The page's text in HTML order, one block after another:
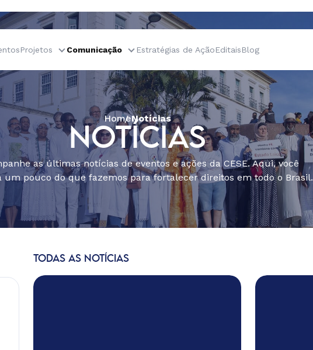
Projetos Comunicação Estratégias de AçãoEditaisBlog
HomeNotícias
NOTÍCIAS
as últimas notícias de eventos e ações da CESE. Aqui, você
um pouco do que fazemos para fortalecer direitos em todo o Brasil.
TODAS AS NOTÍCIAS